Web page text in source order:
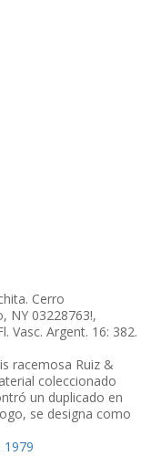
Cerro
NY 03228763!,
Vasc. Argent. 16: 382.
racemosa Ruiz &
coleccionado
un duplicado en
se designa como
1979